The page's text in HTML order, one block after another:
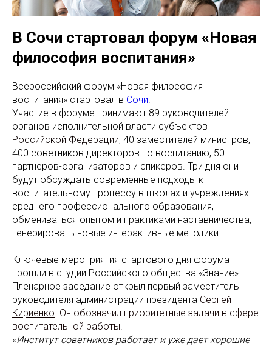
В Сочи стартовал форум «Новая
философия воспитания»
Всероссийский форум «Новая философия
воспитания» стартовал в Сочи.
Участие в форуме принимают 89 руководителей
органов исполнительной власти субъектов
Российской Федерации, 40 заместителей министров,
400 советников директоров по воспитанию, 50
партнеров-организаторов и спикеров. Три дня они
будут обсуждать современные подходы к
воспитательному процессу в школах и учреждениях
среднего профессионального образования,
обмениваться опытом и практиками наставничества,
генерировать новые интерактивные методики.
Ключевые мероприятия стартового дня форума
прошли в студии Российского общества «Знание».
Пленарное заседание открыл первый заместитель
руководителя администрации президента Сергей
Кириенко. Он обозначил приоритетные задачи в сфере
воспитательной работы.
«Институт советников работает и уже дает хорошие